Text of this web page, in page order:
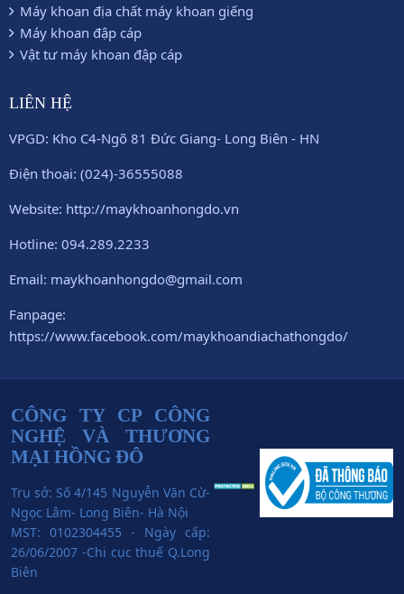
Máy khoan địa chất máy khoan giếng
Máy khoan đập cáp
Vật tư máy khoan đập cáp
LIÊN HỆ
VPGD: Kho C4-Ngõ 81 Đức Giang- Long Biên - HN
Điện thoại: (024)-36555088
Website: http://maykhoanhongdo.vn
Hotline: 094.289.2233
Email: maykhoanhongdo@gmail.com
Fanpage:
https://www.facebook.com/maykhoandiachathongdo/
CÔNG TY CP CÔNG
NGHỆ VÀ THƯƠNG
MẠI HỒNG ĐÔ
Trụ sở: Số 4/145 Nguyễn Văn Cừ-
Ngọc Lâm- Long Biên- Hà Nội
MST: 0102304455 - Ngày cấp:
26/06/2007 -Chi cục thuế Q.Long
Biên